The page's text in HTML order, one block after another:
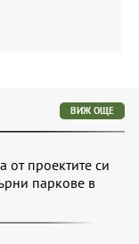
ВИЖ ОЩЕ
от проектите си
паркове в